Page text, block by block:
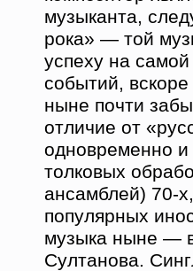
музыканта,
рока» — той
успеху на
событий,
ныне почти
отличие от
одновременно
толковых
ансамблей) 70-
популярных
музыка ныне —
Султанова.